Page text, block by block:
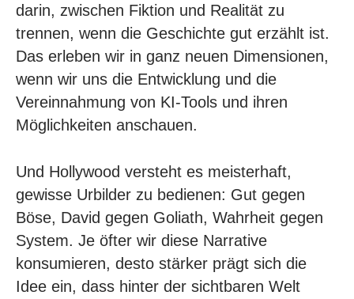
darin, zwischen Fiktion und Realität zu
trennen, wenn die Geschichte gut erzählt ist.
Das erleben wir in ganz neuen Dimensionen,
wenn wir uns die Entwicklung und die
Vereinnahmung von KI-Tools und ihren
Möglichkeiten anschauen.
Und Hollywood versteht es meisterhaft,
gewisse Urbilder zu bedienen: Gut gegen
Böse, David gegen Goliath, Wahrheit gegen
System. Je öfter wir diese Narrative
konsumieren, desto stärker prägt sich die
Idee ein, dass hinter der sichtbaren Welt